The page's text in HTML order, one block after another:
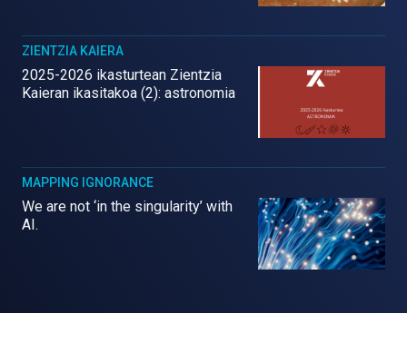
ZIENTZIA KAIERA
2025-2026 ikasturtean Zientzia
Kaieran ikasitakoa (2): astronomia
MAPPING IGNORANCE
We are not ‘in the singularity’ with
AI.